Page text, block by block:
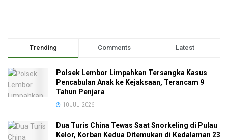
Trending Comments Latest
Polsek Lembor Limpahkan Tersangka Kasus
Pencabulan Anak ke Kejaksaan, Terancam 9
Tahun Penjara
10 JULI 2026
Dua Turis China Tewas Saat Snorkeling di Pulau
Kelor, Korban Kedua Ditemukan di Kedalaman 23